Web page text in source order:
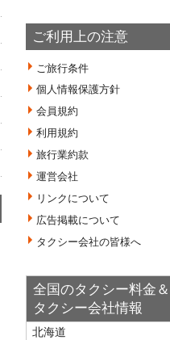
ご利用上の注意
ご旅行条件
個人情報保護方針
会員規約
利用規約
旅行業約款
運営会社
リンクについて
広告掲載について
タクシー会社の皆様へ
全国のタクシー料金＆
タクシー会社情報
北海道